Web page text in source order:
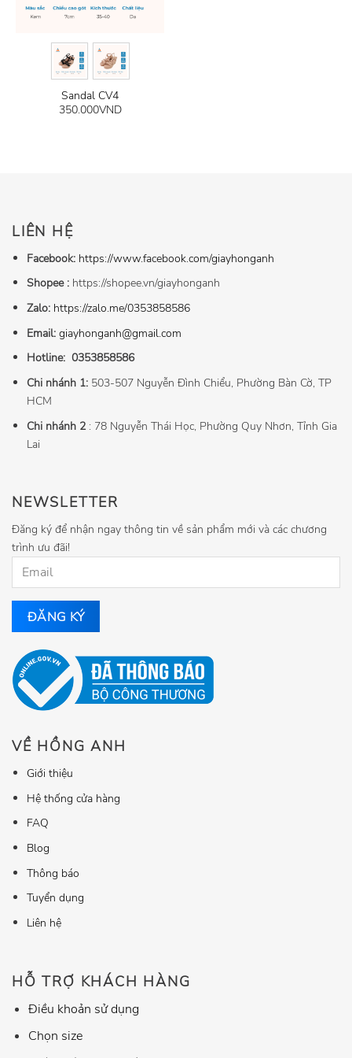
Sandal CV4
350.000VND
NEWSLETTER
Đăng ký để nhận ngay thông tin về sản phẩm mới và các chương
trình ưu đãi!
VỀ HỒNG ANH
Giới thiệu
Hệ thống cửa hàng
FAQ
Blog
Thông báo
Tuyển dụng
Liên hệ
HỖ TRỢ KHÁCH HÀNG
Điều khoản sử dụng
Chọn size
LIÊN HỆ
Facebook: https://www.facebook.com/giayhonganh
Shopee : https://shopee.vn/giayhonganh
Zalo: https://zalo.me/0353858586
Email: giayhonganh@gmail.com
Hotline: 0353858586
Chi nhánh 1: 503-507 Nguyễn Đình Chiểu, Phường Bàn Cờ, TP
HCM
Chi nhánh 2: 78 Nguyễn Thái Học, Phường Quy Nhơn, Tỉnh Gia
Lai